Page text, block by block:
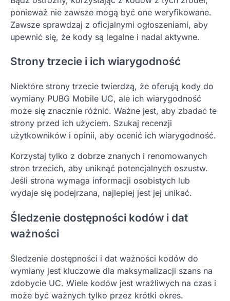
ponieważ nie zawsze mogą być one weryfikowane.
Zawsze sprawdzaj z oficjalnymi ogłoszeniami, aby
upewnić się, że kody są legalne i nadal aktywne.
Strony trzecie i ich wiarygodność
Niektóre strony trzecie twierdzą, że oferują kody do
wymiany PUBG Mobile UC, ale ich wiarygodność
może się znacznie różnić. Ważne jest, aby zbadać te
strony przed ich użyciem. Szukaj recenzji
użytkowników i opinii, aby ocenić ich wiarygodność.
Korzystaj tylko z dobrze znanych i renomowanych
stron trzecich, aby uniknąć potencjalnych oszustw.
Jeśli strona wymaga informacji osobistych lub
wydaje się podejrzana, najlepiej jest jej unikać.
Śledzenie dostępności kodów i dat
ważności
Śledzenie dostępności i dat ważności kodów do
wymiany jest kluczowe dla maksymalizacji szans na
zdobycie UC. Wiele kodów jest wrażliwych na czas i
może być ważnych tylko przez krótki okres.